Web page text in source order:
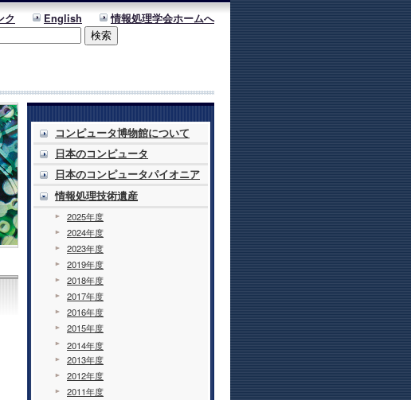
ク English 情報処理学会ホームへ
コンピュータ博物館について
日本のコンピュータ
日本のコンピュータパイオニア
情報処理技術遺産
2025年度
2024年度
2023年度
2019年度
2018年度
2017年度
2016年度
2015年度
2014年度
2013年度
2012年度
2011年度